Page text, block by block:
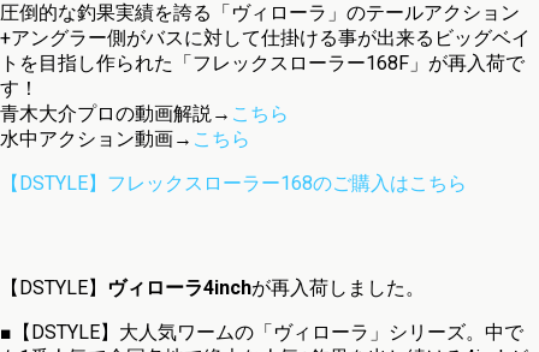
圧倒的な釣果実績を誇る「ヴィローラ」のテールアクション
+アングラー側がバスに対して仕掛ける事が出来るビッグベイ
トを目指し作られた「フレックスローラー168F」が再入荷で
す！
青木大介プロの動画解説→ こちら
水中アクション動画→ こちら
【DSTYLE】フレックスローラー168のご購入はこちら
【DSTYLE】 ヴィローラ4inchが再入荷しました。
■【DSTYLE】大人気ワームの「ヴィローラ」シリーズ。中で